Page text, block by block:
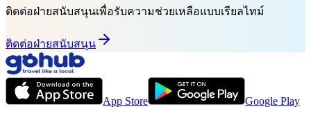
ติดต่อฝ่ายสนับสนุนเพื่อรับความช่วยเหลือแบบเรียลไทม์
ติดต่อฝ่ายสนับสนุน
App Store Google Play